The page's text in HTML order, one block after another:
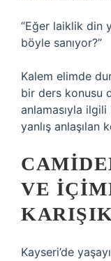
“Eğer laiklik din
böyle sanıyor?”
Kalem elimde
bir ders konusu
anlamasıyla
yanlış anlaşılan
VE
Kayseri’de